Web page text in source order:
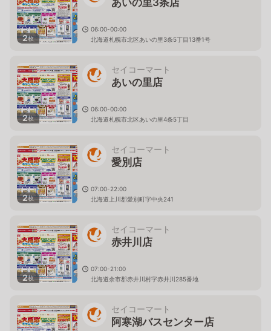
2枚
06:00-00:00
北海道札幌市北区あいの里3条5丁目13番1号
2枚
セイコーマート
あいの里店
06:00-00:00
北海道札幌市北区あいの里4条5丁目
2枚
セイコーマート
愛別店
07:00-22:00
北海道上川郡愛別町字中央241
2枚
セイコーマート
赤井川店
07:00-21:00
北海道余市郡赤井川村字赤井川285番地
セイコーマート
阿寒湖バスセンター店